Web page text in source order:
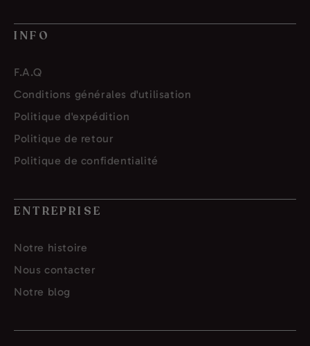
INFO
F.A.Q
Conditions générales d'utilisation
Politique d'expédition
Politique de retour
Politique de confidentialité
ENTREPRISE
Notre histoire
Nous contacter
Notre blog